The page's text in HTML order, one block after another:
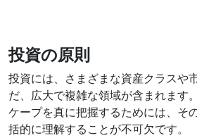
投資の原則
投資には、さまざまな資産クラスや
だ、広大で複雑な領域が含まれます
ケープを真に把握するためには、そ
括的に理解することが不可欠です。